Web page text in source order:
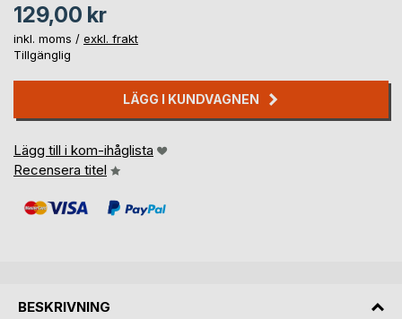
129,00 kr
inkl. moms / exkl. frakt
Tillgänglig
LÄGG I KUNDVAGNEN
Lägg till i kom-ihåglista
Recensera titel
BESKRIVNING